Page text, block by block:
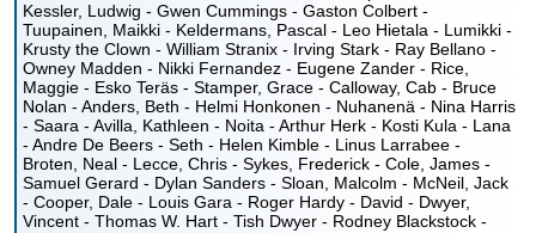
Kessler, Ludwig - Gwen Cummings - Gaston Colbert -
Tuupainen, Maikki - Keldermans, Pascal - Leo Hietala - Lumikki -
Krusty the Clown - William Stranix - Irving Stark - Ray Bellano -
Owney Madden - Nikki Fernandez - Eugene Zander - Rice,
Maggie - Esko Teräs - Stamper, Grace - Calloway, Cab - Bruce
Nolan - Anders, Beth - Helmi Honkonen - Nuhanenä - Nina Harris
- Saara - Avilla, Kathleen - Noita - Arthur Herk - Kosti Kula - Lana
- Andre De Beers - Seth - Helen Kimble - Linus Larrabee -
Broten, Neal - Lecce, Chris - Sykes, Frederick - Cole, James -
Samuel Gerard - Dylan Sanders - Sloan, Malcolm - McNeil, Jack
- Cooper, Dale - Louis Gara - Roger Hardy - David - Dwyer,
Vincent - Thomas W. Hart - Tish Dwyer - Rodney Blackstock -